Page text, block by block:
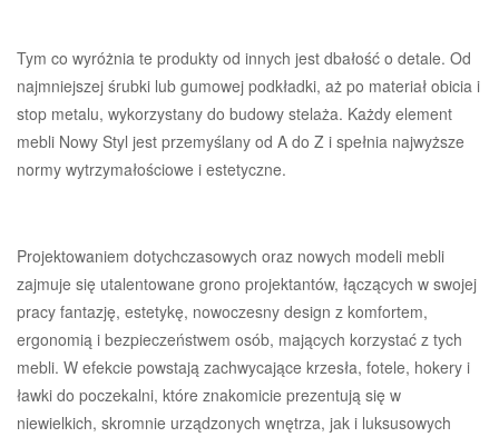
Tym co wyróżnia te produkty od innych jest dbałość o detale. Od
najmniejszej śrubki lub gumowej podkładki, aż po materiał obicia i
stop metalu, wykorzystany do budowy stelaża. Każdy element
mebli Nowy Styl jest przemyślany od A do Z i spełnia najwyższe
normy wytrzymałościowe i estetyczne.
Projektowaniem dotychczasowych oraz nowych modeli mebli
zajmuje się utalentowane grono projektantów, łączących w swojej
pracy fantazję, estetykę, nowoczesny design z komfortem,
ergonomią i bezpieczeństwem osób, mających korzystać z tych
mebli. W efekcie powstają zachwycające krzesła, fotele, hokery i
ławki do poczekalni, które znakomicie prezentują się w
niewielkich, skromnie urządzonych wnętrza, jak i luksusowych